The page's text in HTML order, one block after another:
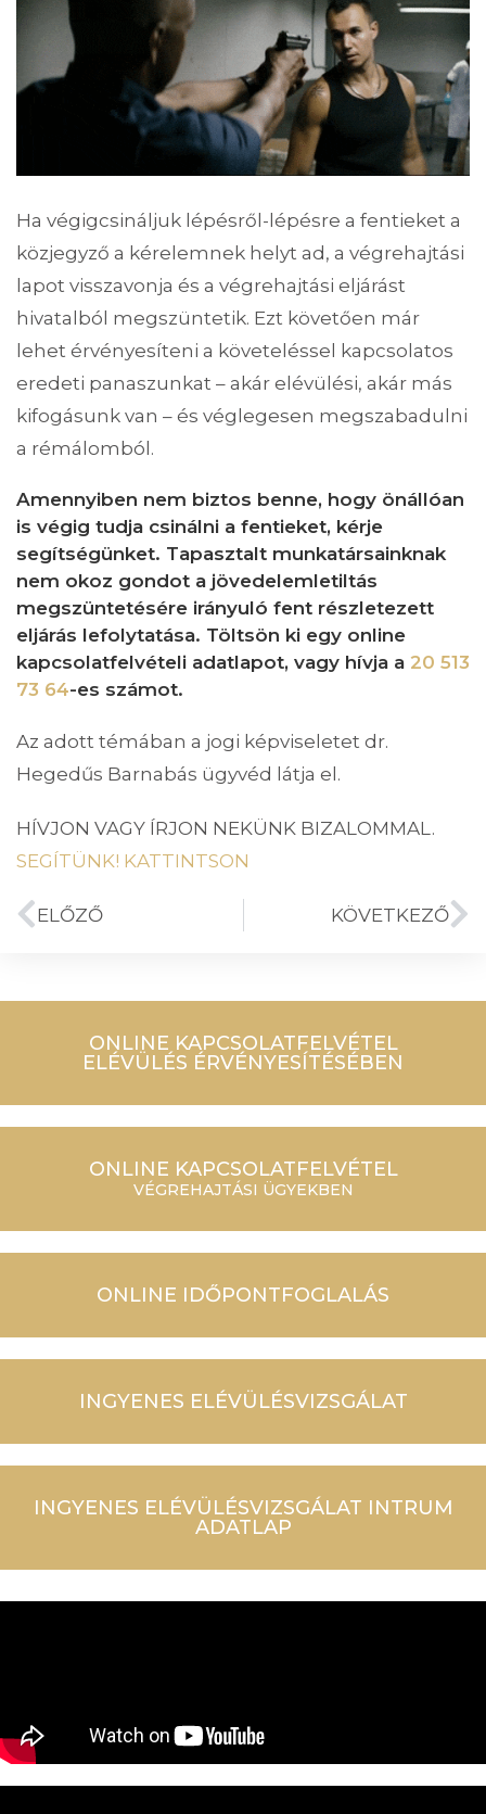
Ha végigcsináljuk lépésről-lépésre a fentieket a
közjegyző a kérelemnek helyt ad, a végrehajtási
lapot visszavonja és a végrehajtási eljárást
hivatalból megszüntetik. Ezt követően már
lehet érvényesíteni a követeléssel kapcsolatos
eredeti panaszunkat – akár elévülési, akár más
kifogásunk van – és véglegesen megszabadulni
a rémálomból.
Amennyiben nem biztos benne, hogy önállóan
is végig tudja csinálni a fentieket, kérje
segítségünket. Tapasztalt munkatársainknak
nem okoz gondot a jövedelemletiltás
megszüntetésére irányuló fent részletezett
eljárás lefolytatása. Töltsön ki egy online
kapcsolatfelvételi adatlapot, vagy hívja a 20 513
73 64-es számot.
Az adott témában a jogi képviseletet dr.
Hegedűs Barnabás ügyvéd látja el.
HÍVJON VAGY ÍRJON NEKÜNK BIZALOMMAL.
SEGÍTÜNK! KATTINTSON
ELŐZŐ KÖVETKEZŐ
ONLINE KAPCSOLATFELVÉTEL
ELÉVÜLÉS ÉRVÉNYESÍTÉSÉBEN
ONLINE KAPCSOLATFELVÉTEL
VÉGREHAJTÁSI ÜGYEKBEN
ONLINE IDŐPONTFOGLALÁS
INGYENES ELÉVÜLÉSVIZSGÁLAT
INGYENES ELÉVÜLÉSVIZSGÁLAT INTRUM
ADATLAP